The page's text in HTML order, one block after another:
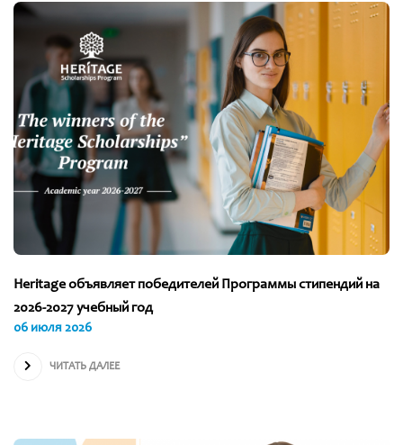
Heritage объявляет победителей Программы стипендий на
2026-2027 учебный год
06 июля 2026
ЧИТАТЬ ДАЛЕЕ